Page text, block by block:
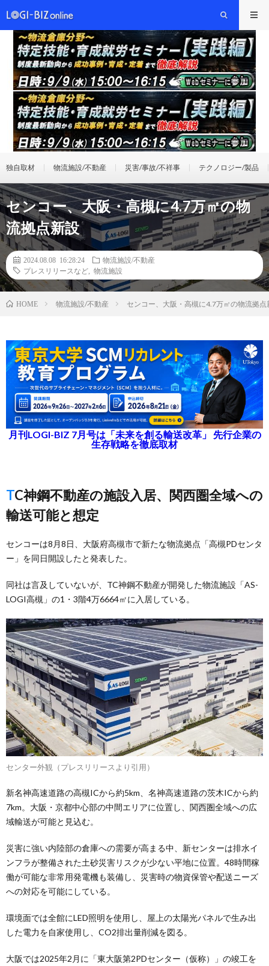
独自取材 物流施設/不動産 災害/事故/不祥事 テクノロジー/製品
センコー、大阪・高槻に4.7万㎡の物
流拠点新設
2024.08.08 16:28:24
物流施設/不動産
プレスリリースなど
物流施設
HOME 物流施設/不動産 センコー、大阪・高槻に4.7万㎡の物流拠点
月刊LOGI-BIZ 7月号は「未来を創る輸送改革」 先行企業の
生存戦略を徹底取材
TC神鋼不動産の施設入居、関西圏全域への
輸送可能と想定
センコーは8月8日、大阪府高槻市で新たな物流拠点「高槻PDセンタ
ー」を同日開設したと発表した。
同社は言及していないが、TC神鋼不動産が開発した物流施設「AS-
LOGI高槻」の1・3階4万6664㎡に入居している。
センター外観（プレスリリースより引用）
新名神高速道路の高槻ICから約5km、名神高速道路の茨木ICから約
7km。大阪・京都中心部の中間エリアに位置し、関西圏全域への広
域輸送が可能と見込む。
災害に強い内陸部の倉庫への需要が高まる中、新センターは排水イ
ンフラが整備された土砂災害リスクが少ない平地に位置。48時間稼
働が可能な非常用発電機も装備し、災害時の物資保管や配送ニーズ
への対応を可能にしている。
環境面では全館にLED照明を使用し、屋上の太陽光パネルで生み出
した電力を自家使用し、CO2排出量削減を図る。
大阪では2025年2月に「東大阪第2PDセンター（仮称）」の竣工を